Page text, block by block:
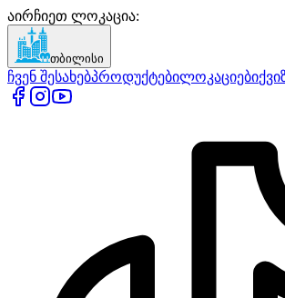
აირჩიეთ ლოკაცია:
თბილისი
ჩვენ შესახებპროდუქტებილოკაციები